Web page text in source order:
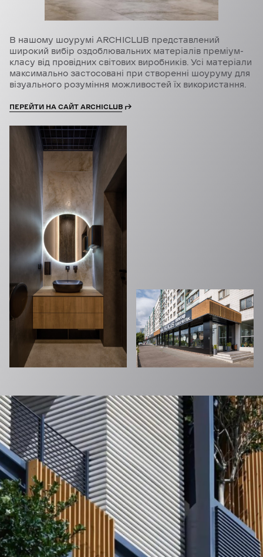
В нашому шоурумі ARCHICLUB представлений
широкий вибір оздоблювальних матеріалів преміум-
класу від провідних світових виробників. Усі матеріали
максимально застосовані при створенні шоуруму для
візуального розуміння можливостей їх використання.
ПЕРЕЙТИ НА САЙТ ARCHICLUB